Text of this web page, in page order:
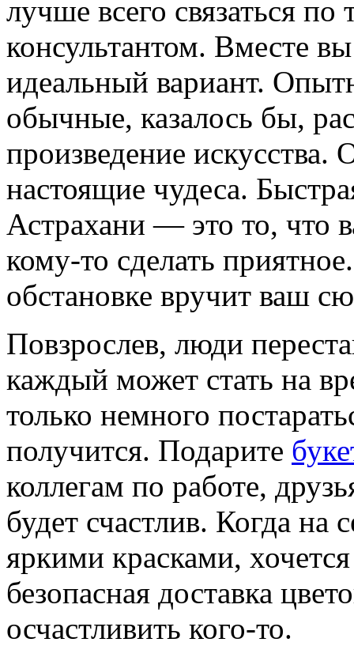
лучше всего связаться
консультантом. Вместе
идеальный вариант.
обычные, казалось бы,
произведение
настоящие чудеса.
Астрахани — это то, что
кому-то сделать
обстановке вручит ваш
Повзрослев, люди
каждый может стать на
только немного
получится. Подарите
коллегам по работе,
будет счастлив. Когда на
яркими красками,
безопасная доставка
осчастливить кого-то.